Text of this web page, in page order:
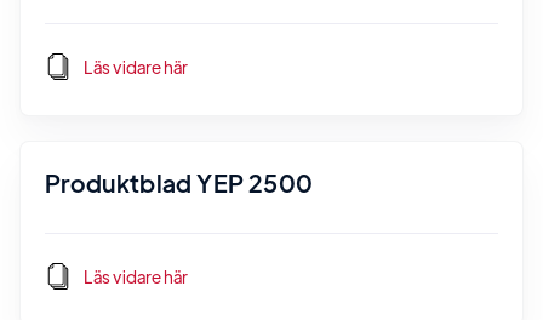
Läs vidare här
Produktblad YEP 2500
Läs vidare här